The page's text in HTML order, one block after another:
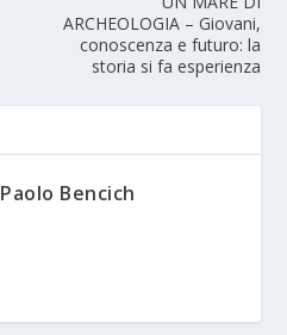
ARCHEOLOGIA – Giovani,
conoscenza e futuro: la
storia si fa esperienza
Paolo Bencich